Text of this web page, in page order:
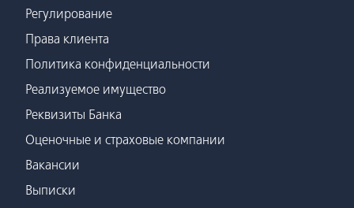
Регулирование
Права клиента
Политика конфиденциальности
Реализуемое имущество
Реквизиты Банка
Оценочные и страховые компании
Вакансии
Выписки